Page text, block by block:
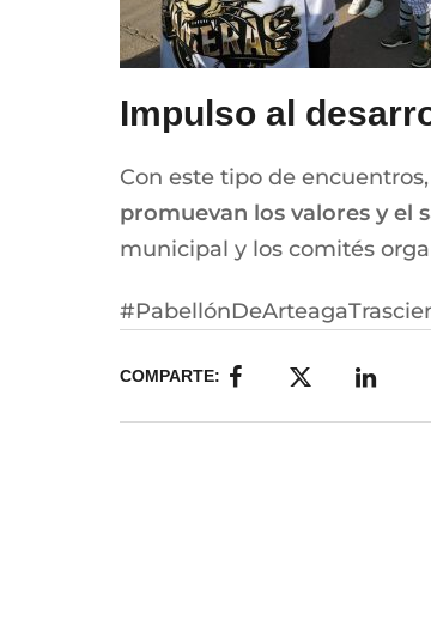
Impulso al
Con este tipo de
promuevan los valores y el
municipal y los comités
COMPARTE: